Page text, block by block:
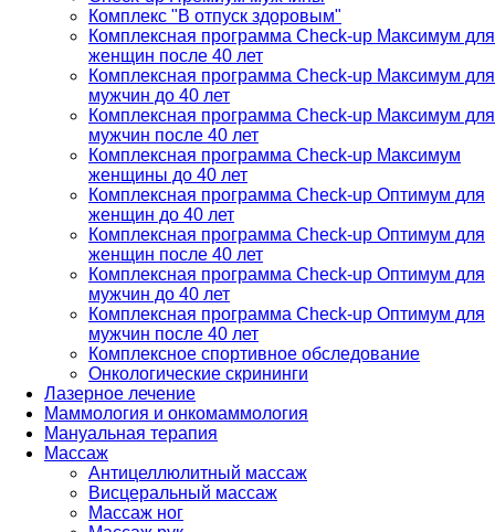
Комплекс "В отпуск здоровым"
Комплексная программа Check-up Максимум для
женщин после 40 лет
Комплексная программа Check-up Максимум для
мужчин до 40 лет
Комплексная программа Check-up Максимум для
мужчин после 40 лет
Комплексная программа Check-up Максимум
женщины до 40 лет
Комплексная программа Check-up Оптимум для
женщин до 40 лет
Комплексная программа Check-up Оптимум для
женщин после 40 лет
Комплексная программа Check-up Оптимум для
мужчин до 40 лет
Комплексная программа Check-up Оптимум для
мужчин после 40 лет
Комплексное спортивное обследование
Онкологические скрининги
Лазерное лечение
Маммология и онкомаммология
Мануальная терапия
Массаж
Антицеллюлитный массаж
Висцеральный массаж
Массаж ног